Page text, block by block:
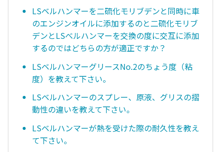
LSベルハンマーを二硫化モリブデンと同時に車
のエンジンオイルに添加するのと二硫化モリブ
デンとLSべルハンマーを交換の度に交互に添加
するのではどちらの方が適正ですか？
LSベルハンマーグリースNo.2のちょう度（粘
度）を教えて下さい。
LSベルハンマーのスプレー、原液、グリスの摺
動性の違いを教えて下さい。
LSベルハンマーが熱を受けた際の耐久性を教え
て下さい。